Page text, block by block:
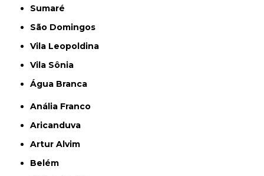
Sumaré
São Domingos
Vila Leopoldina
Vila Sônia
Água Branca
Anália Franco
Aricanduva
Artur Alvim
Belém